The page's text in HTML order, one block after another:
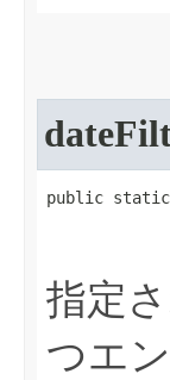
public static
指定
つエ